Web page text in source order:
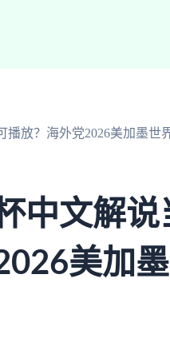
放？海外党2026美加墨世
中文解说
美加